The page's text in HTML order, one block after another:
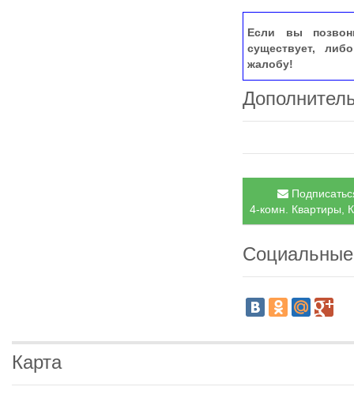
Если вы
существует,
жалобу!
4-комн. Квартиры,
Карта